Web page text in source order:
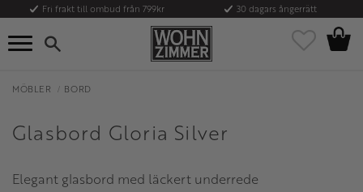
Meny
Fri frakt till ombud från 799kr 30 dagars ångerrätt
Favoriter
MÖBLER BORD
Glasbord Gloria Silver
Elegant glasbord med läckert underrede